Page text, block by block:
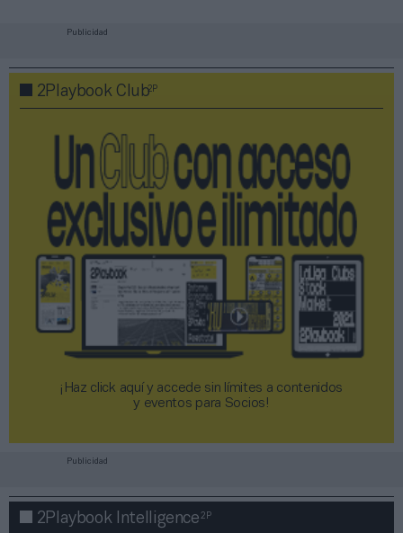
Publicidad
2Playbook Club2P
¡Haz click aquí y accede sin límites a contenidos
y eventos para Socios!​​​​​​​
Publicidad
2Playbook Intelligence2P